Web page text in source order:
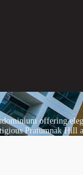
offering
Pratumnak Hill